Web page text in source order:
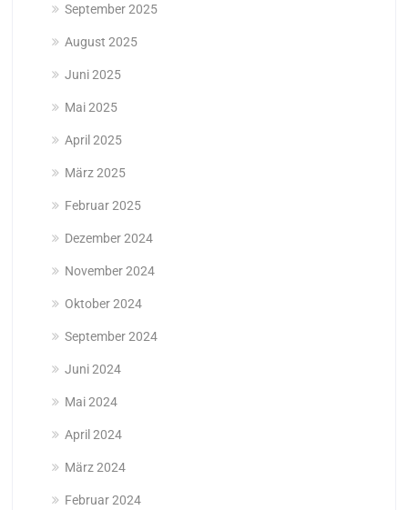
September 2025
August 2025
Juni 2025
Mai 2025
April 2025
März 2025
Februar 2025
Dezember 2024
November 2024
Oktober 2024
September 2024
Juni 2024
Mai 2024
April 2024
März 2024
Februar 2024